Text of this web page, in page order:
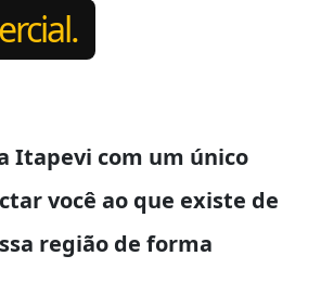
Itapevi com um único
você ao que existe de
região de forma